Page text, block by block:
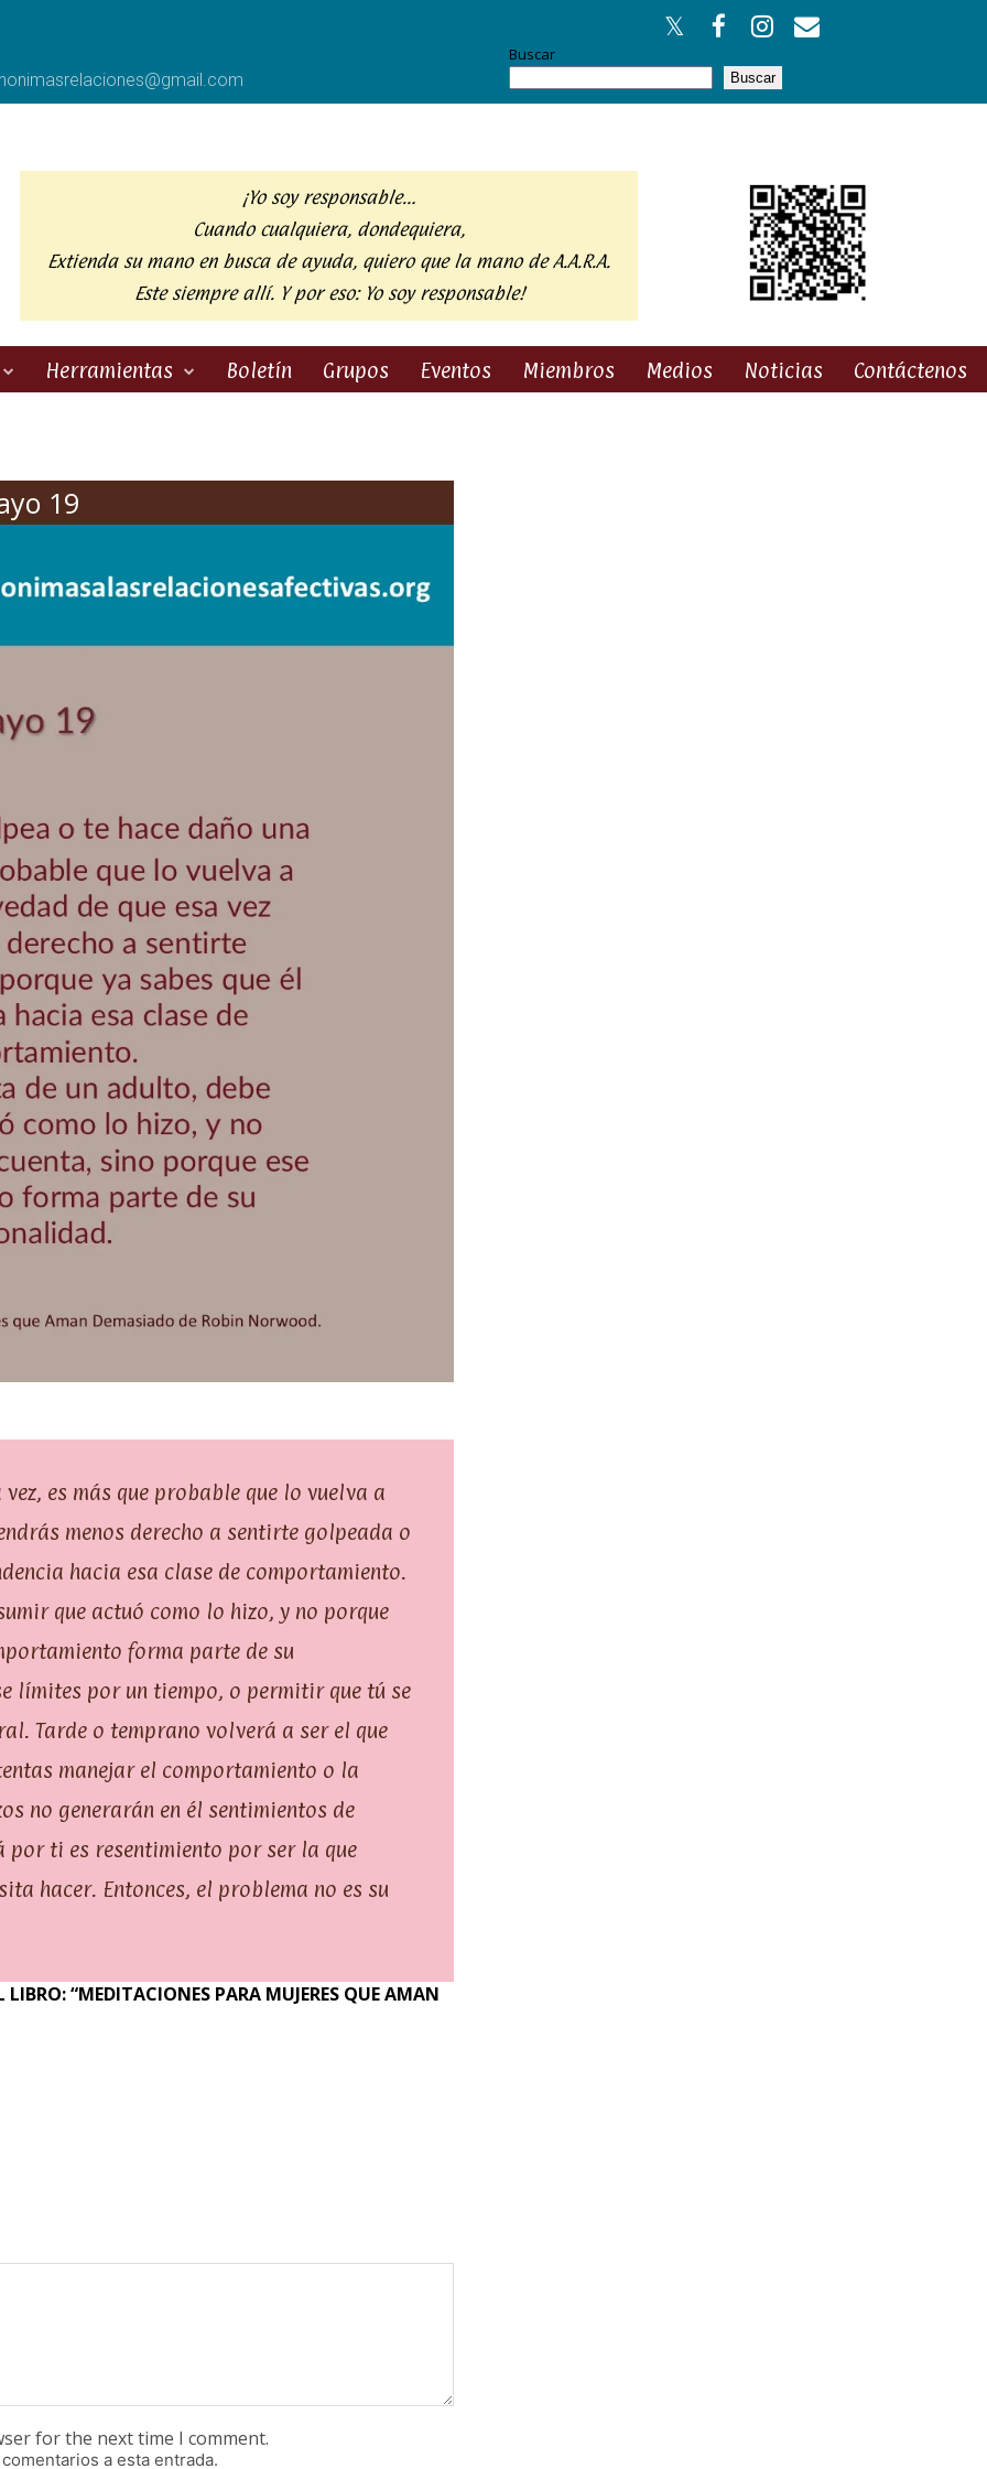
Buscar
Buscar
¡Yo soy responsable…
Cuando cualquiera, dondequiera,
Extienda su mano en busca de ayuda, quiero que la mano de A.A.R.A.
Este siempre allí. Y por eso: Yo soy responsable!
Herramientas Boletín Grupos Eventos Miembros Medios Noticias Contáctenos
19
es más que probable que lo vuelva a
menos derecho a sentirte golpeada o
hacia esa clase de comportamiento.
que actuó como lo hizo, y no porque
forma parte de su
límites por un tiempo, o permitir que tú se
Tarde o temprano volverá a ser el que
manejar el comportamiento o la
no generarán en él sentimientos de
ti es resentimiento por ser la que
hacer. Entonces, el problema no es su
“MEDITACIONES PARA MUJERES QUE AMAN
for the next time I comment.
a esta entrada.